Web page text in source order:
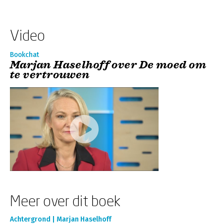
Video
Bookchat
Marjan Haselhoff over De moed om
te vertrouwen
Meer over dit boek
Achtergrond | Marjan Haselhoff